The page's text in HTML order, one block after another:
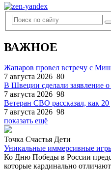
ВАЖНОЕ
Жапаров провел встречу с
7 августа 2026 80
В Швеции сделали заявление
7 августа 2026 98
Ветеран СВО рассказал, как
7 августа 2026 98
показать ещё
Точка Счастья Дети
Уникальные иммерсивные
Ко Дню Победы в России
которые кардинально